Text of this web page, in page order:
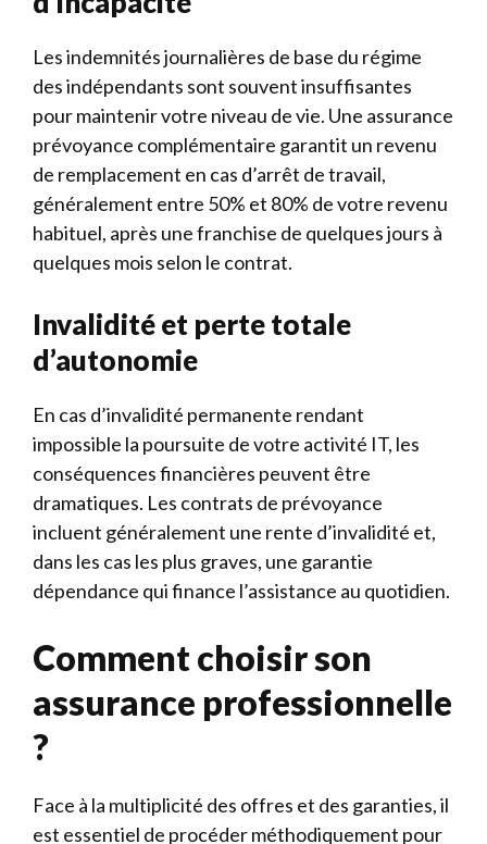
Les indemnités journalières de base du régime
des indépendants sont souvent insuffisantes
pour maintenir votre niveau de vie. Une assurance
prévoyance complémentaire garantit un revenu
de remplacement en cas d’arrêt de travail,
généralement entre 50% et 80% de votre revenu
habituel, après une franchise de quelques jours à
quelques mois selon le contrat.
Invalidité et perte totale
d’autonomie
En cas d’invalidité permanente rendant
impossible la poursuite de votre activité IT, les
conséquences financières peuvent être
dramatiques. Les contrats de prévoyance
incluent généralement une rente d’invalidité et,
dans les cas les plus graves, une garantie
dépendance qui finance l’assistance au quotidien.
Comment choisir son
assurance professionnelle
?
Face à la multiplicité des offres et des garanties, il
est essentiel de procéder méthodiquement pour